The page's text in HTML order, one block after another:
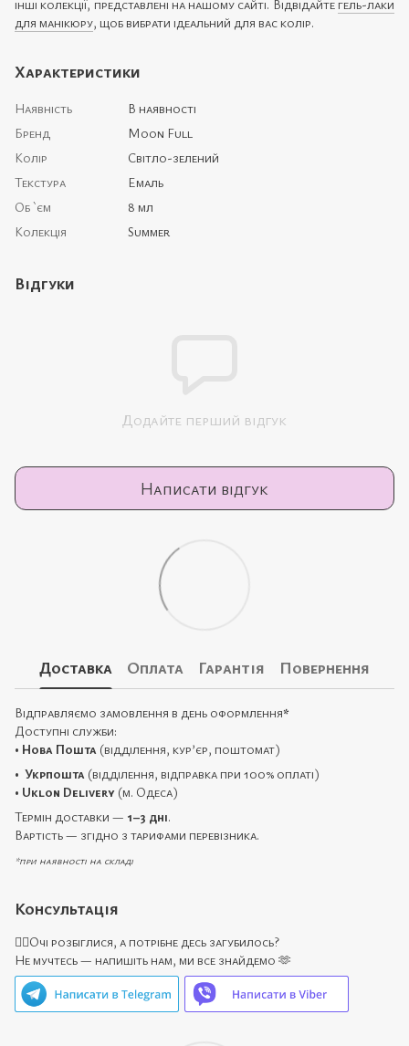
інші колекції, представлені на нашому сайті. Відвідайтегель-лаки
для манікюру, щоб вибрати ідеальний для вас колір.
Характеристики
Наявність
В наявності
Бренд
Moon Full
Колір
Світло-зелений
Текстура
Емаль
Об `єм
8 мл
Колекція
Summer
Відгуки
Додайте перший відгук
Написати відгук
Доставка Оплата Гарантія Повернення
Відправляємо замовлення в день оформлення*
Доступні служби:
• Нова Пошта (відділення, кур’єр, поштомат)
• Укрпошта (відділення, відправка при 100% оплаті)
• Uklon Delivery (м. Одеса)
Термін доставки — 1–3 дні.
Вартість — згідно з тарифами перевізника.
*при наявності на складі
Консультація
🙋‍♀️Очі розбіглися, а потрібне десь загубилось?
Не мучтесь — напишіть нам, ми все знайдемо 🫶